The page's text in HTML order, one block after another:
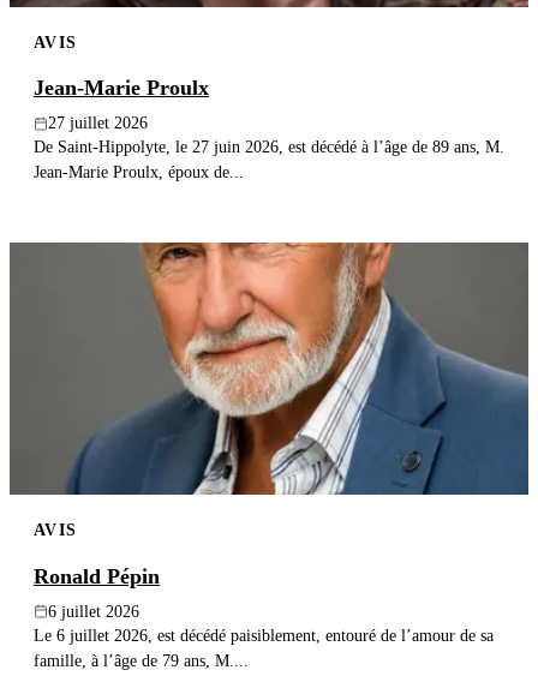
AVIS
Jean-Marie Proulx
27 juillet 2026
De Saint-Hippolyte, le 27 juin 2026, est décédé à l’âge de 89 ans, M.
Jean-Marie Proulx, époux de...
AVIS
Ronald Pépin
6 juillet 2026
Le 6 juillet 2026, est décédé paisiblement, entouré de l’amour de sa
famille, à l’âge de 79 ans, M....